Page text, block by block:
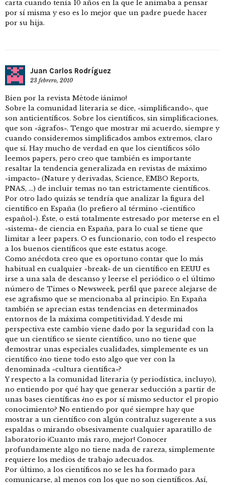
carta cuando tenía 10 años en la que le animaba a pensar
por sí misma y eso es lo mejor que un padre puede hacer
por su hija.
Juan Carlos Rodríguez
23 febrero, 2010
Bien por la revista Mètode ¡ánimo!
Sobre la comunidad literaria se dice, «simplificando», que
son anticientíficos. Sobre los científicos, sin simplificaciones,
que son «ágrafos». Tengo que mostrar mi acuerdo, siempre y
cuando consideremos simplificados ambos extremos, claro
que sí. Hay mucho de verdad en que los científicos sólo
leemos papers, pero creo que también es importante
resaltar la tendencia generalizada en revistas de máximo
«impacto» (Nature y derivadas, Science, EMBO Reports,
PNAS, …) de incluir temas no tan estrictamente científicos.
Por otro lado quizás se tendría que analizar la figura del
científico en España (lo prefiero al término «científico
español»). Éste, o está totalmente estresado por meterse en el
«sistema» de ciencia en España, para lo cual se tiene que
limitar a leer papers. O es funcionario, con todo el respecto
a los buenos científicos que este estatus acoge.
Como anécdota creo que es oportuno contar que lo más
habitual en cualquier «break» de un científico en EEUU es
irse a una sala de descanso y leerse el periódico o el último
número de Times o Newsweek, perfil que parece alejarse de
ese agrafismo que se mencionaba al principio. En España
también se aprecian estas tendencias en determinados
entornos de la máxima competitividad. Y desde mi
perspectiva este cambio viene dado por la seguridad con la
que un científico se siente científico, uno no tiene que
demostrar unas especiales cualidades, simplemente es un
científico ¿no tiene todo esto algo que ver con la
denominada «cultura científica»?
Y respecto a la comunidad literaria (y periodística, incluyo),
no entiendo por qué hay que generar seducción a partir de
unas bases científicas ¿no es por sí mismo seductor el propio
conocimiento? No entiendo por qué siempre hay que
mostrar a un científico con algún contraluz sugerente a sus
espaldas o mirando obsesivamente cualquier aparatillo de
laboratorio ¡Cuanto más raro, mejor! Conocer
profundamente algo no tiene nada de rareza, simplemente
requiere los medios de trabajo adecuados.
Por último, a los científicos no se les ha formado para
comunicarse, al menos con los que no son científicos. Así,